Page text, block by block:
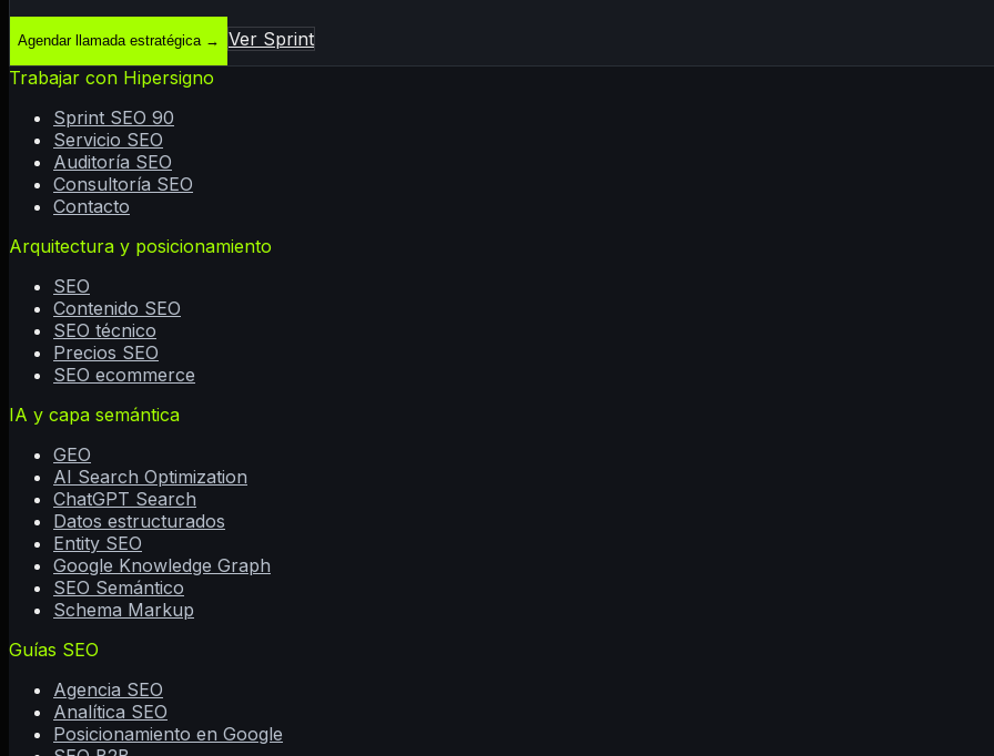
Agendar llamada estratégica→
Ver Sprint
Trabajar con Hipersigno
Sprint SEO 90
Servicio SEO
Auditoría SEO
Consultoría SEO
Contacto
Arquitectura y posicionamiento
SEO
Contenido SEO
SEO técnico
Precios SEO
SEO ecommerce
IA y capa semántica
GEO
AI Search Optimization
ChatGPT Search
Datos estructurados
Entity SEO
Google Knowledge Graph
SEO Semántico
Schema Markup
Guías SEO
Agencia SEO
Analítica SEO
Posicionamiento en Google